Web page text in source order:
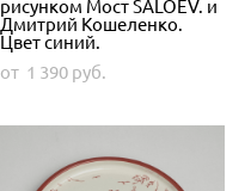
рисунком Мост SALOEV. и
Дмитрий Кошеленко.
Цвет синий.
от 1 390 pуб.